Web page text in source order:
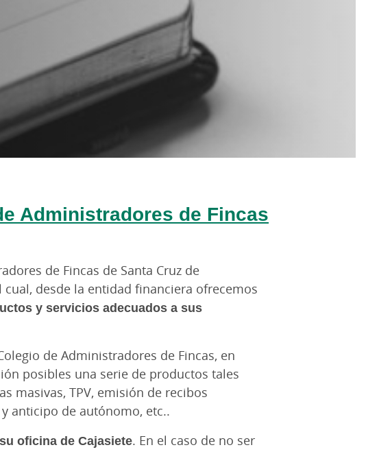
Administradores de Fincas
de Fincas de Santa Cruz de
desde la entidad financiera ofrecemos
y servicios adecuados a sus
de Administradores de Fincas, en
posibles una serie de productos tales
masivas, TPV, emisión de recibos
anticipo de autónomo, etc..
oficina de Cajasiete. En el caso de no ser